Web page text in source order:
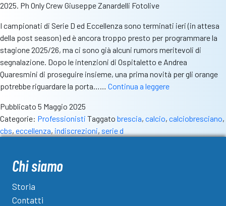
2025. Ph Only Crew Giuseppe Zanardelli Fotolive
I campionati di Serie D ed Eccellenza sono terminati ieri (in attesa
della post season) ed è ancora troppo presto per programmare la
stagione 2025/26, ma ci sono già alcuni rumors meritevoli di
segnalazione. Dopo le intenzioni di Ospitaletto e Andrea
Quaresmini di proseguire insieme, una prima novità per gli orange
potrebbe riguardare la porta…… Continua a leggereMercato
verso
il
Pubblicato 5 Maggio 2025
Categorie: Professionisti Taggato brescia, calcio, calciobresciano,
cbs, eccellenza, indiscrezioni, serie d
Chi siamo
Storia
Contatti